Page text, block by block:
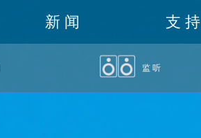
新 闻 支 持
监 听